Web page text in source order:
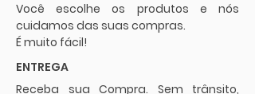
Você escolhe os produtos e nós
cuidamos das suas compras.
É muito fácil!
ENTREGA
Receba sua Compra. Sem trânsito,